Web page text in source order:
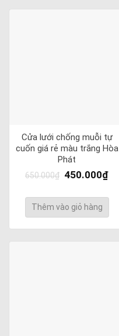
Cửa lưới chống muỗi tự
cuốn giá rẻ màu trắng Hòa
Phát
650.000₫ 450.000₫
Thêm vào giỏ hàng